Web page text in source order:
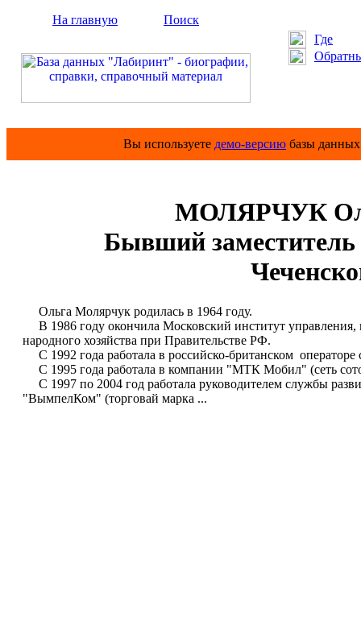
На главную
Поиск
Где
Вы используете демо-версию базы
МОЛЯРЧУК
Бывший заместитель
Ольга Молярчук родилась в 1964 году.
В 1986 году окончила Московский институт
народного хозяйства при Правительстве РФ.
С 1992 года работала в российско-британском
С 1995 года работала в компании "МТК Мобил" (сеть
С 1997 по 2004 год работала руководителем службы
"ВымпелКом" (торговай марка ...